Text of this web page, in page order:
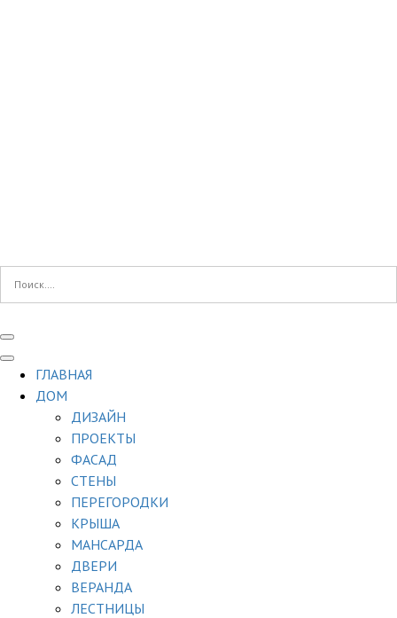
ГЛАВНАЯ
ДОМ
ДИЗАЙН
ПРОЕКТЫ
ФАСАД
СТЕНЫ
ПЕРЕГОРОДКИ
КРЫША
МАНСАРДА
ДВЕРИ
ВЕРАНДА
ЛЕСТНИЦЫ